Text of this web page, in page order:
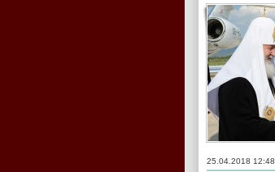
25.04.2018 12:48